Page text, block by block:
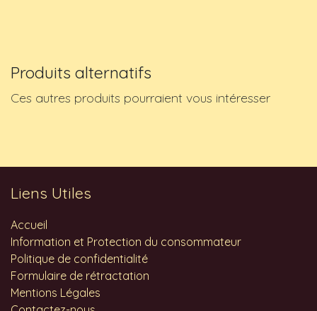
Produits alternatifs
Ces autres produits pourraient vous intéresser
Liens Utiles
Accueil
Information et Protection du consommateur
Politique de confidentialité
Formulaire de rétractation
Mentions Légales